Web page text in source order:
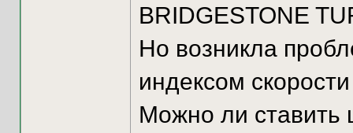
BRIDGESTONE
Но возникла
индексом
Можно ли